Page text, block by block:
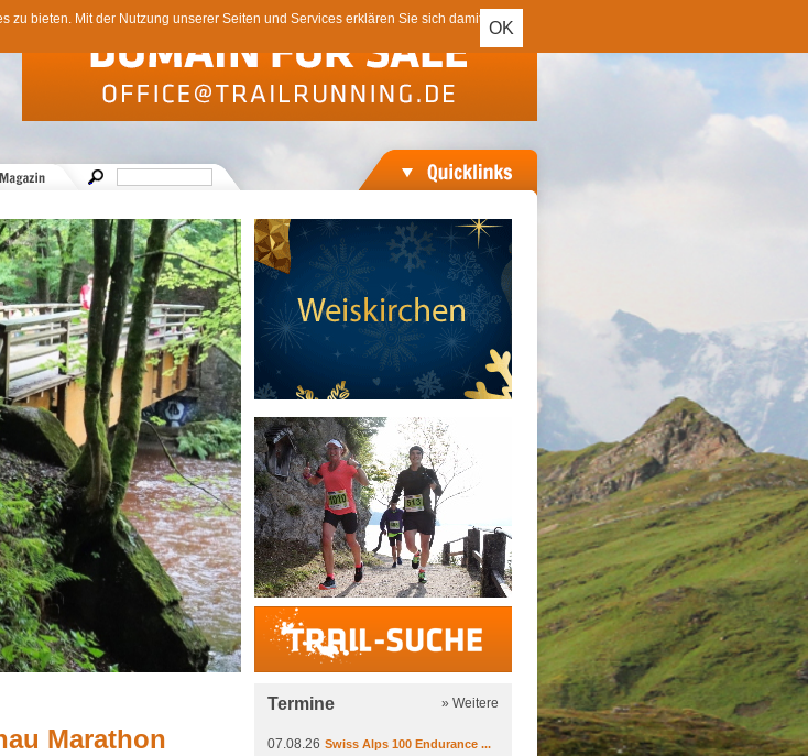
OK
bieten. Mit der Nutzung unserer Seiten und Services erklären Sie sich damit
Trail-Suche
Marathon
Termine » Weitere
07.08.26 Swiss Alps 100 Endurance ...